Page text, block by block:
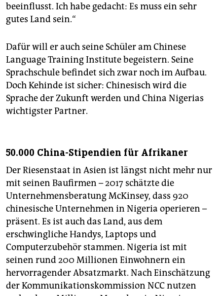
beeinflusst. Ich habe gedacht: Es muss ein sehr
gutes Land sein.“
Dafür will er auch seine Schüler am Chinese
Language Training Institute begeistern. Seine
Sprachschule befindet sich zwar noch im Aufbau.
Doch Kehinde ist sicher: Chinesisch wird die
Sprache der Zukunft werden und China Nigerias
wichtigster Partner.
50.000 China-Stipendien für Afrikaner
Der Riesenstaat in Asien ist längst nicht mehr nur
mit seinen Baufirmen – 2017 schätzte die
Unternehmensberatung McKinsey, dass 920
chinesische Unternehmen in Nigeria operieren –
präsent. Es ist auch das Land, aus dem
erschwingliche Handys, Laptops und
Computerzubehör stammen. Nigeria ist mit
seinen rund 200 Millionen Einwohnern ein
hervorragender Absatzmarkt. Nach Einschätzung
der Kommunikationskommission NCC nutzen